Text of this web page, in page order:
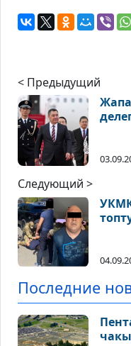
< Предыдущий
Следующий >
Последние